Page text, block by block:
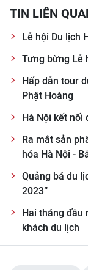
CÁC CHUYÊN
VỀ BÁO NHÂN
THỜI NAY
NHÂN DÂN
NHÂN DÂN
MUA BÁO
TIN LIÊN
Lễ hội Du lịch
Tưng bừng Lễ
Hấp dẫn tour
Phật Hoàng
Hà Nội kết nối
Ra mắt sản
hóa Hà Nội -
Quảng bá du
2023”
Hai tháng đầu
khách du lịch